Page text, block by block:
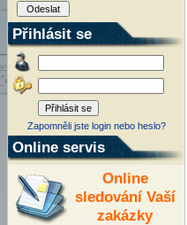
Přihlásit se
Zapomněli jste login nebo heslo?
Online servis
Online
sledování Vaší
zakázky